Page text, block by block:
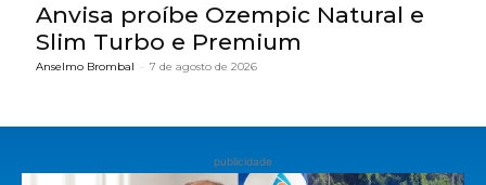
Anvisa proíbe Ozempic Natural e
Slim Turbo e Premium
Anselmo Brombal - 7 de agosto de 2026
publicidade